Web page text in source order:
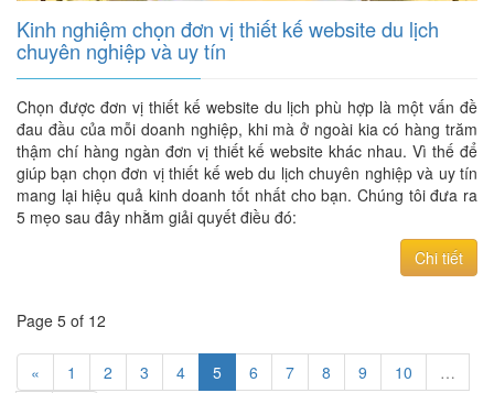
Kinh nghiệm chọn đơn vị thiết kế website du lịch
chuyên nghiệp và uy tín
Chọn được đơn vị thiết kế website du lịch phù hợp là một vấn đề
đau đầu của mỗi doanh nghiệp, khi mà ở ngoài kia có hàng trăm
thậm chí hàng ngàn đơn vị thiết kế website khác nhau. Vì thế để
giúp bạn chọn đơn vị thiết kế web du lịch chuyên nghiệp và uy tín
mang lại hiệu quả kinh doanh tốt nhất cho bạn. Chúng tôi đưa ra
5 mẹo sau đây nhằm giải quyết điều đó:
Chi tiết
Page 5 of 12
« 1 2 3 4 5 6 7 8 9 10 …